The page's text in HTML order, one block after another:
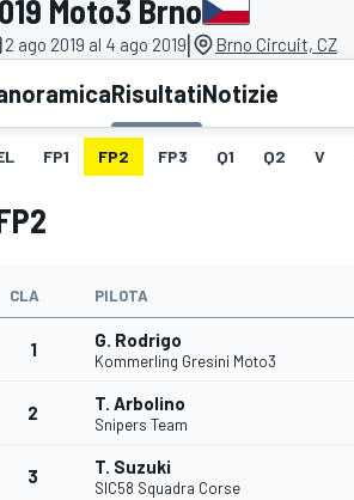
Moto3 Brno
2 ago 2019 al 4 ago 2019| Brno Circuit, CZ
RisultatiNotizie
FP1 FP2 FP3 Q1 Q2 V
CLA PILOTA
1 G. Rodrigo
Kommerling Gresini Moto3
2 T. Arbolino
Snipers Team
3 T. Suzuki
SIC58 Squadra Corse